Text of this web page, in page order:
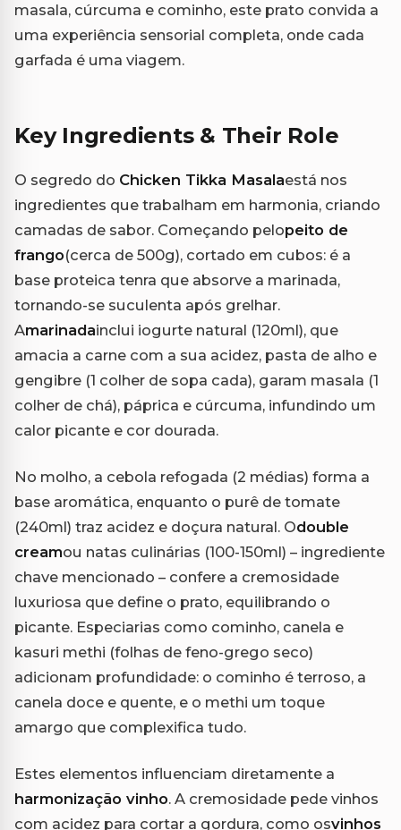
masala, cúrcuma e cominho, este prato convida a
uma experiência sensorial completa, onde cada
garfada é uma viagem.
Key Ingredients & Their Role
O segredo do Chicken Tikka Masalaestá nos
ingredientes que trabalham em harmonia, criando
camadas de sabor. Começando pelopeito de
frango(cerca de 500g), cortado em cubos: é a
base proteica tenra que absorve a marinada,
tornando-se suculenta após grelhar.
Amarinadainclui iogurte natural (120ml), que
amacia a carne com a sua acidez, pasta de alho e
gengibre (1 colher de sopa cada), garam masala (1
colher de chá), páprica e cúrcuma, infundindo um
calor picante e cor dourada.
No molho, a cebola refogada (2 médias) forma a
base aromática, enquanto o purê de tomate
(240ml) traz acidez e doçura natural. Odouble
creamou natas culinárias (100-150ml) – ingrediente
chave mencionado – confere a cremosidade
luxuriosa que define o prato, equilibrando o
picante. Especiarias como cominho, canela e
kasuri methi (folhas de feno-grego seco)
adicionam profundidade: o cominho é terroso, a
canela doce e quente, e o methi um toque
amargo que complexifica tudo.
Estes elementos influenciam diretamente a
harmonização vinho. A cremosidade pede vinhos
com acidez para cortar a gordura, como osvinhos